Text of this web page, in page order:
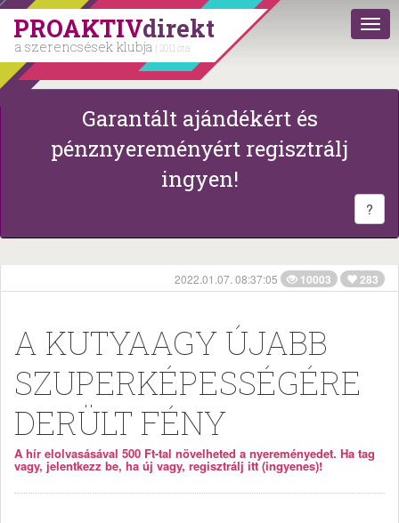
PROAKTIVdirekt
a szerencsések klubja | 2011 óta
Garantált ajándékért és
pénznyereményért regisztrálj
ingyen!
?
2022.01.07. 08:37:05 10003 283
A KUTYAAGY ÚJABB
SZUPERKÉPESSÉGÉRE
DERÜLT FÉNY
A hír elolvasásával 500 Ft-tal növelheted a nyereményedet. Ha tag
vagy, jelentkezz be, ha új vagy, regisztrálj itt (ingyenes)!